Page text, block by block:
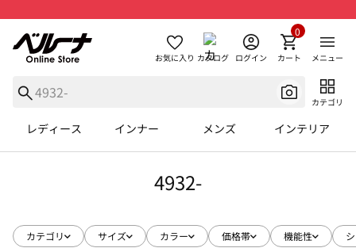
お気に入り カタログ ログイン カート
0
メニュー
カテゴリ
レディース インナー メンズ インテリア
4932-
カテゴリ サイズ カラー 価格帯 機能性